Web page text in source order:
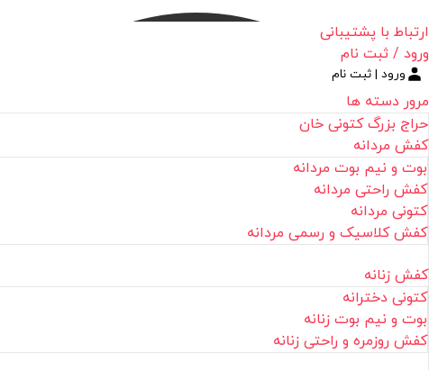
ارتباط با پشتیبانی
ورود / ثبت نام
ورود | ثبت نام
مرور دسته ها
حراج بزرگ کتونی خان
کفش مردانه
بوت و نیم بوت مردانه
کفش راحتی مردانه
کتونی مردانه
کفش کلاسیک و رسمی مردانه
کفش زنانه
کتونی دخترانه
بوت و نیم بوت زنانه
کفش روزمره و راحتی زنانه